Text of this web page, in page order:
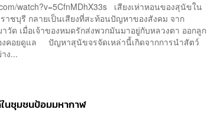
watch?v=5CfnMDhX33s เสียงเห่าหอนของสุนัขใน
าชบุรี กลายเป็นเสียงที่สะท้อนปัญหาของสังคม จาก
วัด เมื่อเจ้าของหมดรักส่งพวกมันมาอยู่กับหลวงตา ออกลูก
งคอยดูแล ปัญหาสุนัขจรจัดเหล่านี้เกิดจากการนำสัตว์
ง...
นชุมชนป้อมมหากาฬ